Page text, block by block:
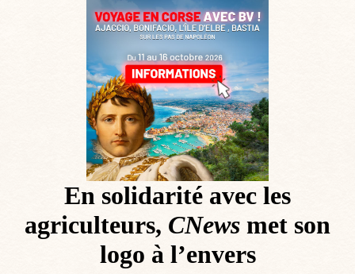
En solidarité avec les
agriculteurs, CNews met son
logo à l’envers